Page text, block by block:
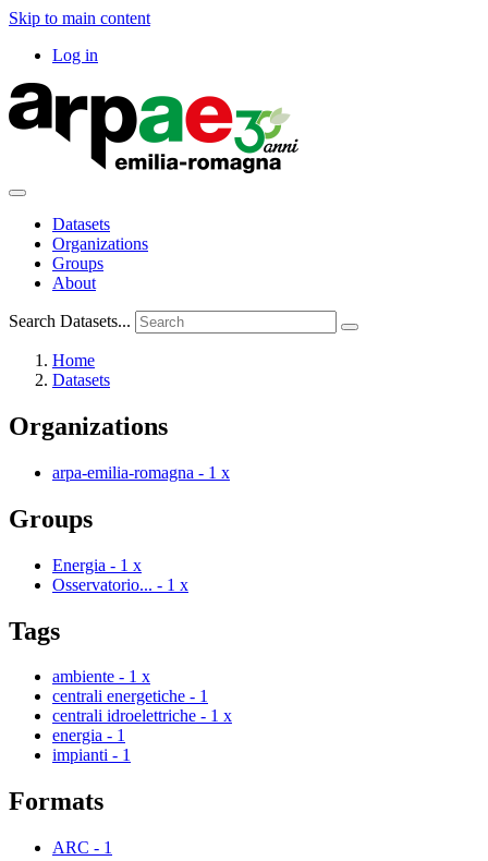
Skip to main content
Log in
Datasets
Organizations
Groups
About
Search Datasets...
Home
Datasets
Organizations
arpa-emilia-romagna - 1 x
Groups
Energia - 1 x
Osservatorio... - 1 x
Tags
ambiente - 1 x
centrali energetiche - 1
centrali idroelettriche - 1 x
energia - 1
impianti - 1
Formats
ARC - 1